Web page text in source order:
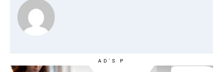
AD'S P